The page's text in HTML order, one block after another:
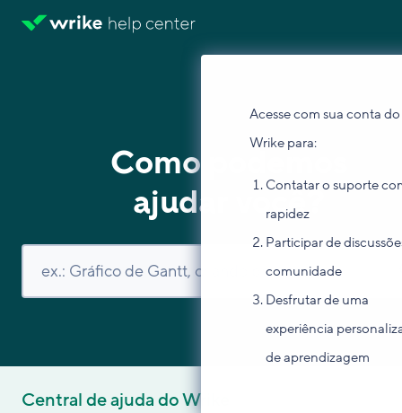
Acesse com sua conta do
Wrike para:
Contatar o suporte
rapidez
Participar de
comunidade
Desfrutar de uma
experiência
de aprendizagem
Como podemos
ajudar você?
Central de ajuda do Wrike